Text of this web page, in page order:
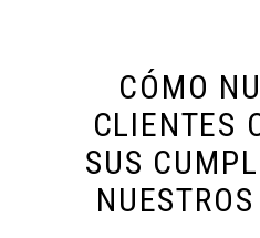
CÓMO
CLIENTES
SUS